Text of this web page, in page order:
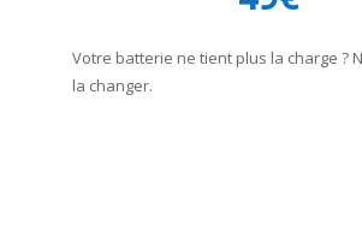
Votre batterie ne tient plus la charge ?
la changer.